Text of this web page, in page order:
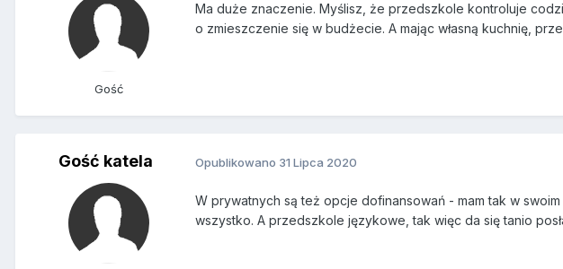
Gość
Ma duże znaczenie. Myślisz, że przedszkole kontroluje
o zmieszczenie się w budżecie. A mając własną kuchnię,
Gość katela Opublikowano 31 Lipca 2020
W prywatnych są też opcje dofinansowań - mam tak w
wszystko. A przedszkole językowe, tak więc da się tanio